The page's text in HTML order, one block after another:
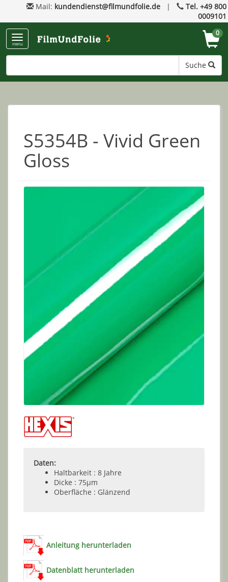
Mail: kundendienst@filmundfolie.de |
Tel. +49 800
0009101
menu
Suche
0
S5354B - Vivid Green
Gloss
Daten:
Haltbarkeit : 8 Jahre
Dicke : 75µm
Oberfläche : Glänzend
Anleitung herunterladen
Datenblatt herunterladen